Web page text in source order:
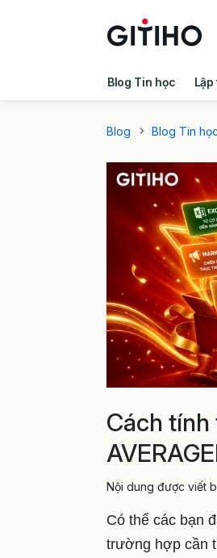
Blog Tin học
Blog
Blog Tin học
Cách
Nội dung được viết
Có thể các bạn
trường hợp cần